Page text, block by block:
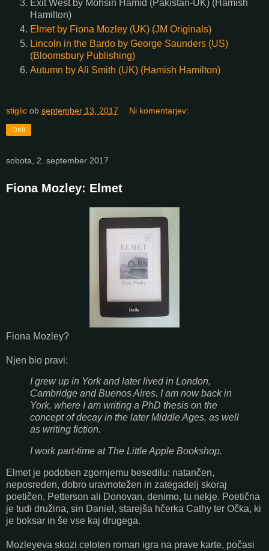
Exit West by Mohsin Hamid (Pakistan-UK) (Hamish
Hamilton)
Elmet by Fiona Mozley (UK) (JM Originals)
Lincoln in the Bardo by George Saunders (US)
(Bloomsbury Publishing)
Autumn by Ali Smith (UK) (Hamish Hamilton)
stiglic ob september 13, 2017 Ni komentarjev:
Deli
sobota, 2. september 2017
Fiona Mozley: Elmet
Fiona Mozley?
Njen bio pravi:
I grew up in York and later lived in London,
Cambridge and Buenos Aires. I am now back in
York, where I am writing a PhD thesis on the
concept of decay in the later Middle Ages, as well
as writing fiction.
I work part-time at The Little Apple Bookshop.
Elmet je podoben zgornjemu besedilu: natančen,
neposreden, dobro uravnotežen in zategadelj skoraj
poetičen. Petterson ali Donovan, denimo, tu nekje. Poetična
je tudi družina, sin Daniel, starejša hčerka Cathy ter Očka, ki
je boksar in še vse kaj drugega.
Mozleyeva skozi celoten roman igra na prave karte, počasi